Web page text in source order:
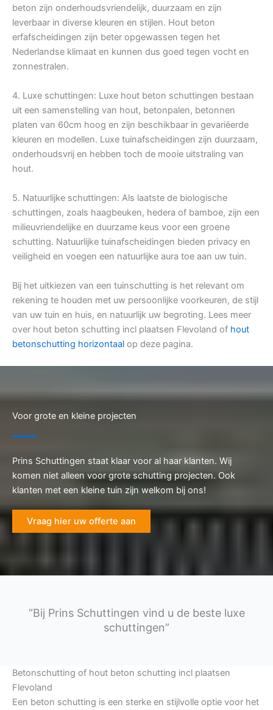
beton zijn onderhoudsvriendelijk, duurzaam en zijn
leverbaar in diverse kleuren en stijlen. Hout beton
erfafscheidingen zijn beter opgewassen tegen het
Nederlandse klimaat en kunnen dus goed tegen vocht en
zonnestralen.
4. Luxe schuttingen: Luxe hout beton schuttingen bestaan
uit een samenstelling van hout, betonpalen, betonnen
platen van 60cm hoog en zijn beschikbaar in gevariëerde
kleuren en modellen. Luxe tuinafscheidingen zijn duurzaam,
onderhoudsvrij en hebben toch de mooie uitstraling van
hout.
5. Natuurlijke schuttingen: Als laatste de biologische
schuttingen, zoals haagbeuken, hedera of bamboe, zijn een
milieuvriendelijke en duurzame keus voor een groene
schutting. Natuurlijke tuinafscheidingen bieden privacy en
veiligheid en voegen een natuurlijke aura toe aan uw tuin.
Bij het uitkiezen van een tuinschutting is het relevant om
rekening te houden met uw persoonlijke voorkeuren, de stijl
van uw tuin en huis, en natuurlijk uw begroting. Lees meer
over hout beton schutting incl plaatsen Flevoland of hout
betonschutting horizontaal op deze pagina.
Voor grote en kleine projecten
Prins Schuttingen staat klaar voor al haar klanten. Wij
komen niet alleen voor grote schutting projecten. Ook
klanten met een kleine tuin zijn welkom bij ons!
Vraag hier uw offerte aan
“Bij Prins Schuttingen vind u de beste luxe
schuttingen”
Betonschutting of hout beton schutting incl plaatsen
Flevoland
Een beton schutting is een sterke en stijlvolle optie voor het